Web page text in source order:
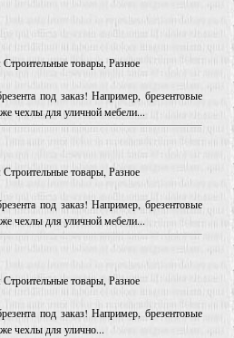
товары, Разное
под заказ! Например, брезентовые
чехлы для уличной мебели...
товары, Разное
под заказ! Например, брезентовые
чехлы для уличной мебели...
товары, Разное
под заказ! Например, брезентовые
чехлы для улично...